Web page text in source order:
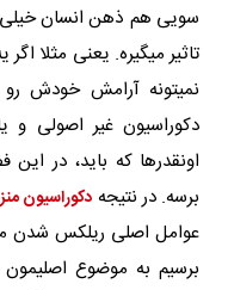
سویی هم ذهن انسان خیلی
تاثیر میگیره. یعنی مثلا
نمیتونه آرامش خودش رو
دکوراسیون غیر اصولی و
اونقدرها که باید، در
برسه. در نتیجه دکوراسیون
عوامل اصلی ریلکس شدن
برسیم به موضوع